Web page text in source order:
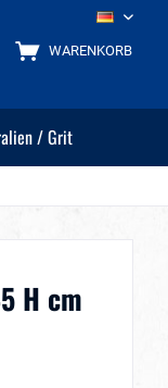
DE
WARENKORB
/ Grit
H cm